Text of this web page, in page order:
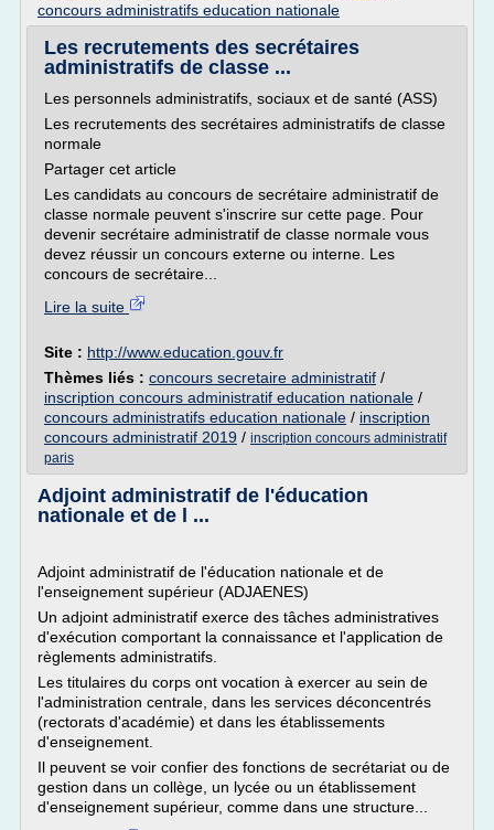
concours administratifs education nationale
Les recrutements des secrétaires
administratifs de classe ...
Les personnels administratifs, sociaux et de santé (ASS)
Les recrutements des secrétaires administratifs de classe
normale
Partager cet article
Les candidats au concours de secrétaire administratif de
classe normale peuvent s'inscrire sur cette page. Pour
devenir secrétaire administratif de classe normale vous
devez réussir un concours externe ou interne. Les
concours de secrétaire...
Lire la suite
Site : http://www.education.gouv.fr
Thèmes liés : concours secretaire administratif /
inscription concours administratif education nationale /
concours administratifs education nationale / inscription
concours administratif 2019 / inscription concours administratif
paris
Adjoint administratif de l'éducation
nationale et de l ...
Adjoint administratif de l'éducation nationale et de
l'enseignement supérieur (ADJAENES)
Un adjoint administratif exerce des tâches administratives
d'exécution comportant la connaissance et l'application de
règlements administratifs.
Les titulaires du corps ont vocation à exercer au sein de
l'administration centrale, dans les services déconcentrés
(rectorats d'académie) et dans les établissements
d'enseignement.
Il peuvent se voir confier des fonctions de secrétariat ou de
gestion dans un collège, un lycée ou un établissement
d'enseignement supérieur, comme dans une structure...